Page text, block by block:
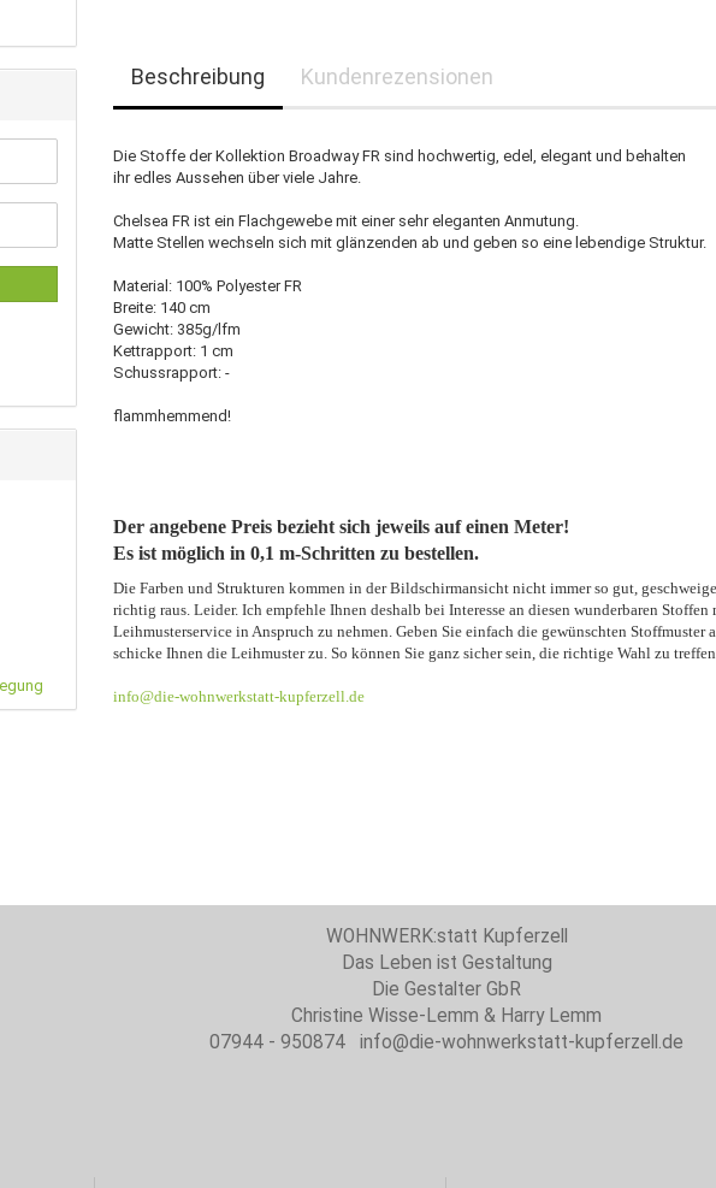
Beschreibung Kundenrezensionen
Die Stoffe der Kollektion Broadway FR sind hochwertig, edel, elegant und behalten
ihr edles Aussehen über viele Jahre.
Chelsea FR ist ein Flachgewebe mit einer sehr eleganten Anmutung.
Matte Stellen wechseln sich mit glänzenden ab und geben so eine lebendige Struktur.
Material: 100% Polyester FR
Breite: 140 cm
Gewicht: 385g/lfm
Kettrapport: 1 cm
Schussrapport: -
flammhemmend!
Der angebene Preis bezieht sich jeweils auf einen Meter!
Es ist möglich in 0,1 m-Schritten zu bestellen.
Die Farben und Strukturen kommen in der Bildschirmansicht nicht immer so gut,
richtig raus. Leider. Ich empfehle Ihnen deshalb bei Interesse an diesen wunderbaren Stoffen
Leihmusterservice in Anspruch zu nehmen. Geben Sie einfach die gewünschten Stoffmuster
schicke Ihnen die Leihmuster zu. So können Sie ganz sicher sein, die richtige Wahl zu
info@die-wohnwerkstatt-kupferzell.de
WOHNWERK:statt Kupferzell
Das Leben ist Gestaltung
Die Gestalter GbR
Christine Wisse-Lemm & Harry Lemm
07944 - 950874 info@die-wohnwerkstatt-kupferzell.de